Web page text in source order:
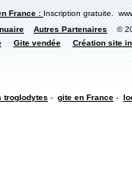
France : Inscription gratuite.
Autres Partenaires ©
Gite vendée Création site
troglodytes - gite en France -